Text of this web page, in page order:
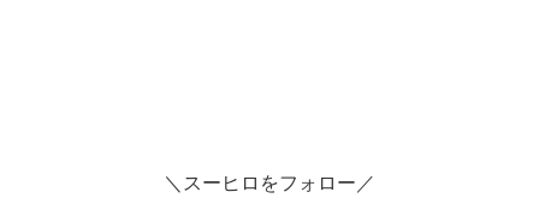
＼スーヒロをフォロー／